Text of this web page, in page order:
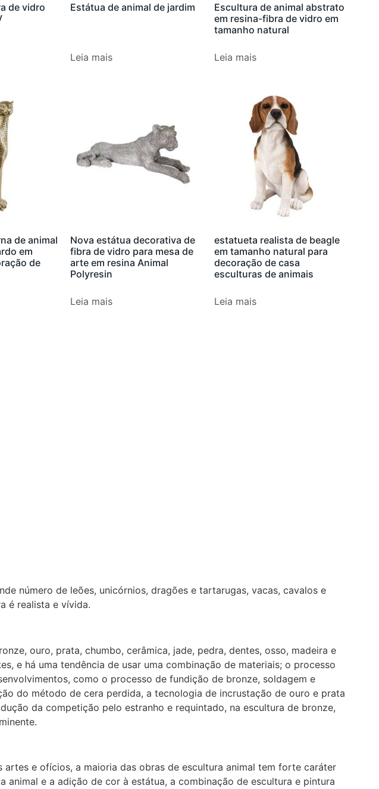
de vidro
Estátua de animal de jardim
Leia mais
Escultura de animal abstrato
em resina-fibra de vidro em
tamanho natural
Leia mais
de animal
em
de
Nova estátua decorativa de
fibra de vidro para mesa de
arte em resina Animal
Polyresin
Leia mais
estatueta realista de beagle
em tamanho natural para
decoração de casa
esculturas de animais
Leia mais
número de leões, unicórnios, dragões e tartarugas, vacas, cavalos e
é realista e vívida.
ouro, prata, chumbo, cerâmica, jade, pedra, dentes, osso, madeira e
e há uma tendência de usar uma combinação de materiais; o processo
como o processo de fundição de bronze, soldagem e
do método de cera perdida, a tecnologia de incrustação de ouro e prata
da competição pelo estranho e requintado, na escultura de bronze,
artes e ofícios, a maioria das obras de escultura animal tem forte caráter
e a adição de cor à estátua, a combinação de escultura e pintura